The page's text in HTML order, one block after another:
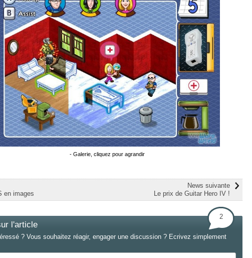
- Galerie, cliquez pour agrandir
News suivante
Le prix de Guitar Hero IV !
en images
l'article
2
? Vous souhaitez réagir, engager une discussion ? Ecrivez simplement